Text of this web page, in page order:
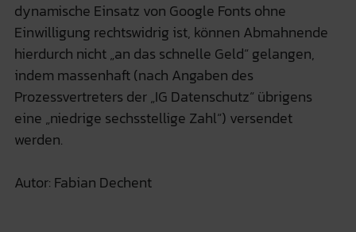
dynamische Einsatz von Google Fonts ohne
Einwilligung rechtswidrig ist, können Abmahnende
hierdurch nicht „an das schnelle Geld“ gelangen,
indem massenhaft (nach Angaben des
Prozessvertreters der „IG Datenschutz“ übrigens
eine „niedrige sechsstellige Zahl“) versendet
werden.
Autor: Fabian Dechent